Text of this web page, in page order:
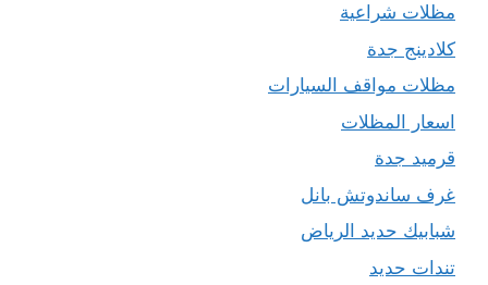
مظلات شراعية
كلادينج جدة
مظلات مواقف السيارات
اسعار المظلات
قرميد جدة
غرف ساندوتش بانل
شبابيك حديد الرياض
تندات حديد